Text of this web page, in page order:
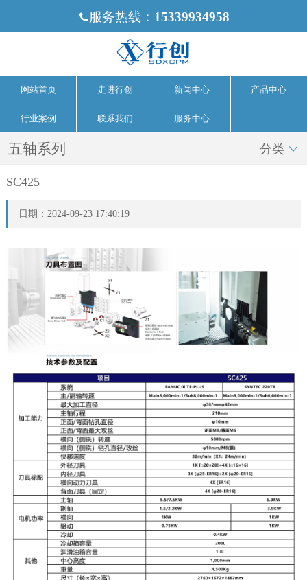
服务热线： 15339934958
网站首页 走进行创 新闻中心 产品中心
行业案例 联系我们 服务中心
五轴系列 分类 
SC425
日期：2024-09-23 17:40:19